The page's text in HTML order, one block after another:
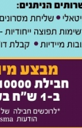
ולהשפיע
בבחירות המוניציפליות
ניצח את הבחירות בעכו
למועצת העיר זכה במנדט
להיבחר.